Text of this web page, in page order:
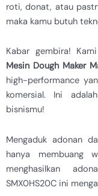
roti, donat, atau
maka kamu butuh
Kabar gembira! Kami
Mesin Dough Maker
high-performance
komersial. Ini
bisnismu!
Mengaduk adonan
hanya membuang
menghasilkan
SMX0HS20C ini